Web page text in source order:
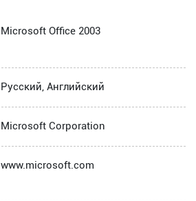
Microsoft Office 2003
Русский, Английский
Microsoft Corporation
www.microsoft.com